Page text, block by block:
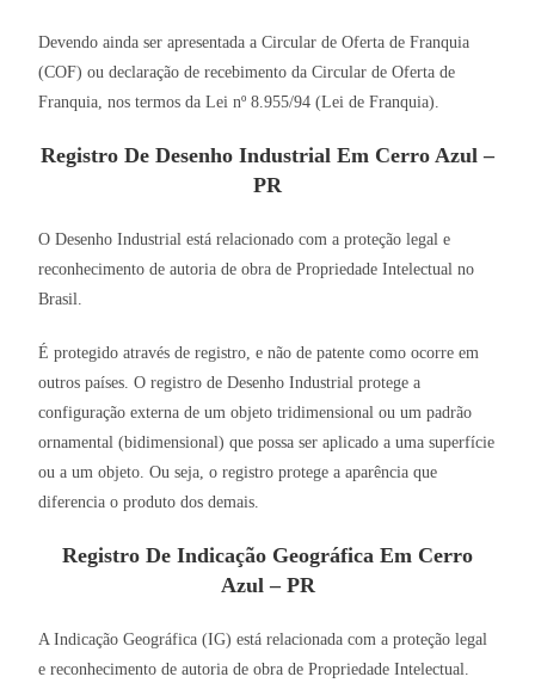
Devendo ainda ser apresentada a Circular de Oferta de Franquia
(COF) ou declaração de recebimento da Circular de Oferta de
Franquia, nos termos da Lei nº 8.955/94 (Lei de Franquia).
Registro De Desenho Industrial Em Cerro Azul –
PR
O Desenho Industrial está relacionado com a proteção legal e
reconhecimento de autoria de obra de Propriedade Intelectual no
Brasil.
É protegido através de registro, e não de patente como ocorre em
outros países. O registro de Desenho Industrial protege a
configuração externa de um objeto tridimensional ou um padrão
ornamental (bidimensional) que possa ser aplicado a uma superfície
ou a um objeto. Ou seja, o registro protege a aparência que
diferencia o produto dos demais.
Registro De Indicação Geográfica Em Cerro
Azul – PR
A Indicação Geográfica (IG) está relacionada com a proteção legal
e reconhecimento de autoria de obra de Propriedade Intelectual.